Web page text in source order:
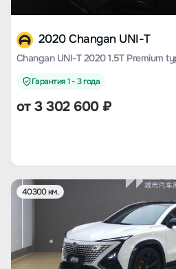
2020 Changan UNI-T
Changan UNI-T 2020 1.5T Premium
Гарантия 1 - 3 года
от3 302 600₽
40300 км.